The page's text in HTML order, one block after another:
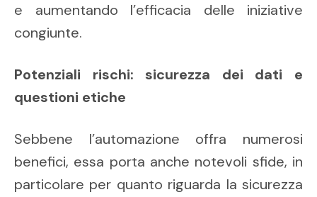
e aumentando l’efficacia delle iniziative
congiunte.
Potenziali rischi: sicurezza dei dati e
questioni etiche
Sebbene l’automazione offra numerosi
benefici, essa porta anche notevoli sfide, in
particolare per quanto riguarda la sicurezza